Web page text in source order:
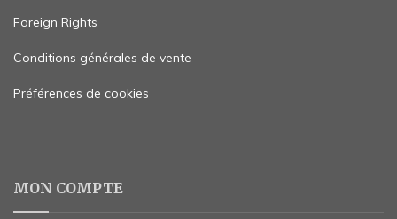
Foreign Rights
Conditions générales de vente
Préférences de cookies
MON COMPTE